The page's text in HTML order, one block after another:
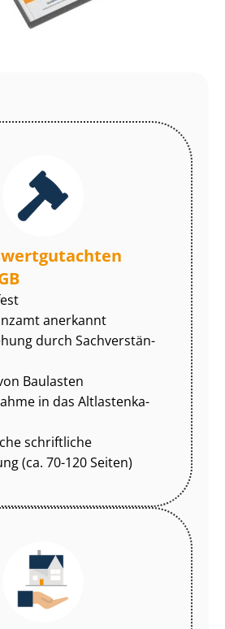
anerkannt
durch Sach­ver­stän­
Baulasten
in das Alt­las­ten­ka­
schriftliche
(ca. 70-120 Seiten)